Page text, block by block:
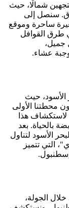
شمالًا، حيث
سنصل إلى
ساحرة وموقع
طرق القوافل
جميل،
عشاء.
حيث
محطتنا الأولى
هذا
بالحياة. بعد
الأسود لتناول
التي تتميز
إسطنبول.
الجولة،